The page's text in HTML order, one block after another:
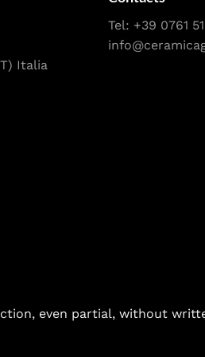
Italia
Tel: +39 0761
even partial, without